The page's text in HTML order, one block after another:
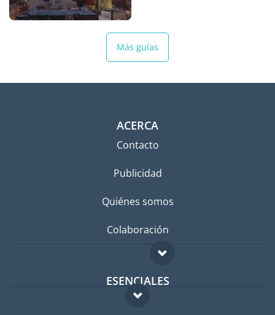
Más guías
ACERCA
Contacto
Publicidad
Quiénes somos
Colaboración
ESENCIALES
Foro para expatriados